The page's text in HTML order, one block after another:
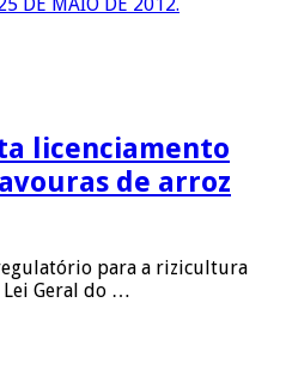
licenciamento
de arroz
para a rizicultura
Lei Geral do …